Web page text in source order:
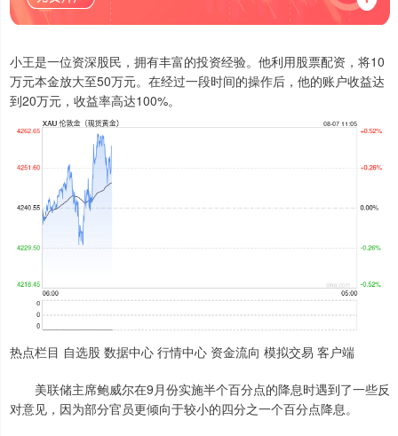
小王是一位资深股民，拥有丰富的投资经验。他利用股票配资，将10
万元本金放大至50万元。在经过一段时间的操作后，他的账户收益达
到20万元，收益率高达100%。
热点栏目 自选股 数据中心 行情中心 资金流向 模拟交易 客户端
美联储主席鲍威尔在9月份实施半个百分点的降息时遇到了一些反
对意见，因为部分官员更倾向于较小的四分之一个百分点降息。